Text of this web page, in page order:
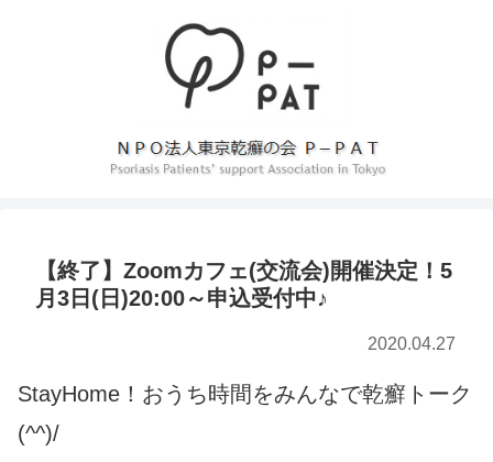
【終了】Zoomカフェ(交流会)開催決定！5
月3日(日)20:00～申込受付中♪
2020.04.27
StayHome！おうち時間をみんなで乾癬トーク
(^^)/